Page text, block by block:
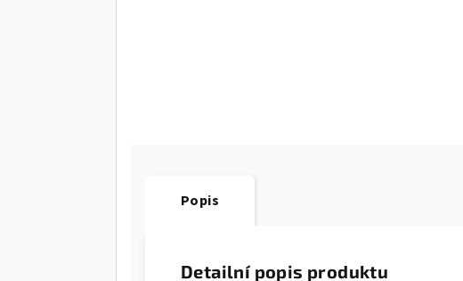
Popis
Detailní popis produktu